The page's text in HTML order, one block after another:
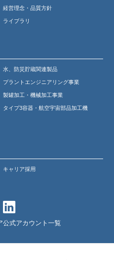
経営理念・品質方針
ライブラリ
水、防災貯蔵関連製品
プラントエンジニアリング事業
製罐加工・機械加工事業
タイプ3容器・航空宇宙部品加工機
キャリア採用
公式アカウント一覧